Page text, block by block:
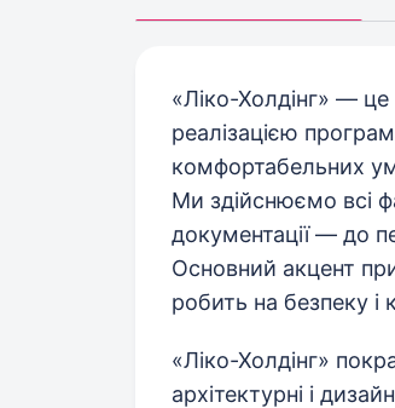
«Ліко-Холдінг» — це
реалізацією
комфортабельних
Ми здійснюємо всі
документації — до
Основний акцент
робить на безпеку
«Ліко-Холдінг»
архітектурні і